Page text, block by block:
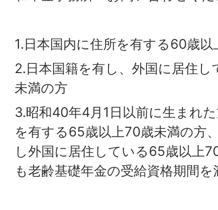
1.日本国内に住所を有する60歳
2.日本国籍を有し、外国に居住
未満の方
3.昭和40年4月1日以前に生まれ
を有する65歳以上70歳未満の方
し外国に居住している65歳以上
も老齢基礎年金の受給資格期間